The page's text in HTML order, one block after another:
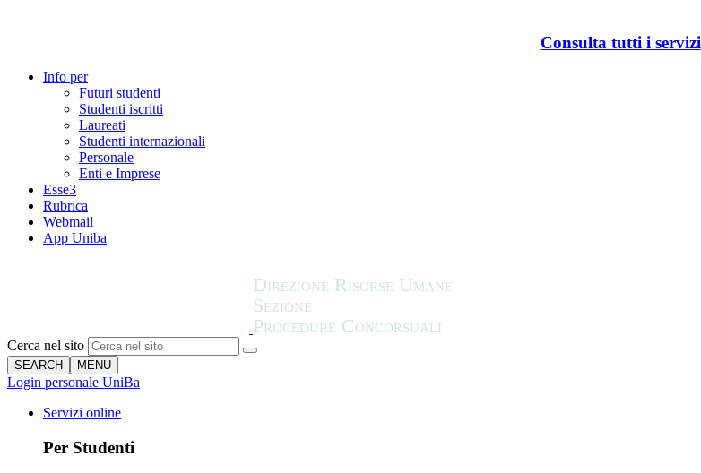
Consulta tutti i servizi
Info per
Futuri studenti
Studenti iscritti
Laureati
Studenti internazionali
Personale
Enti e Imprese
Esse3
Rubrica
Webmail
App Uniba
Cerca nel sito
SEARCH MENU
Login personale UniBa
Servizi online
Per Studenti